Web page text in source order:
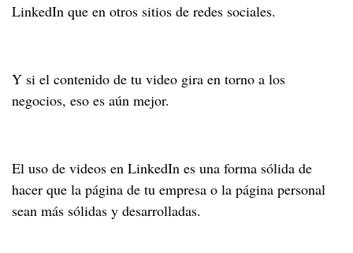
LinkedIn que en otros sitios de redes sociales.
Y si el contenido de tu video gira en torno a los
negocios, eso es aún mejor.
El uso de videos en LinkedIn es una forma sólida de
hacer que la página de tu empresa o la página personal
sean más sólidas y desarrolladas.